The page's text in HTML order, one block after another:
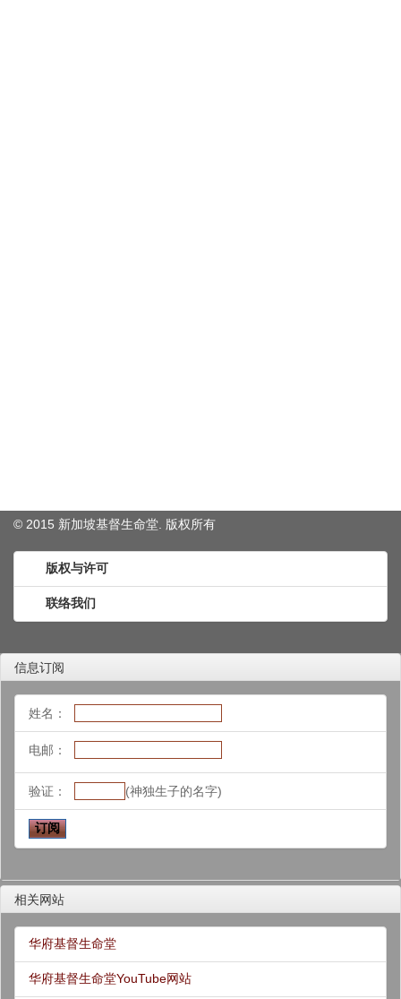
© 2015 新加坡基督生命堂. 版权所有
版权与许可
联络我们
信息订阅
姓名：
电邮：
验证： (神独生子的名字)
相关网站
华府基督生命堂
华府基督生命堂YouTube网站